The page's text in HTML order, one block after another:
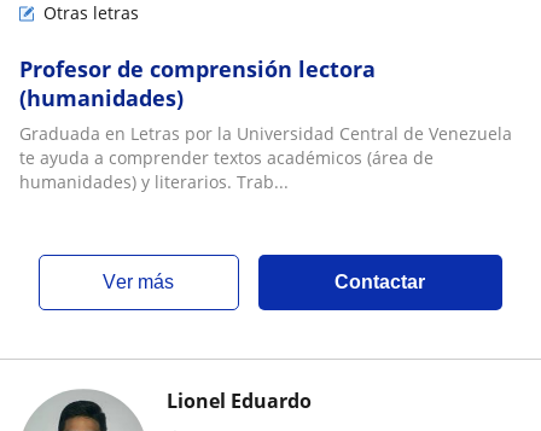
Otras letras
Profesor de comprensión lectora
(humanidades)
Graduada en Letras por la Universidad Central de Venezuela
te ayuda a comprender textos académicos (área de
humanidades) y literarios. Trab...
ver más Contactar
Lionel Eduardo